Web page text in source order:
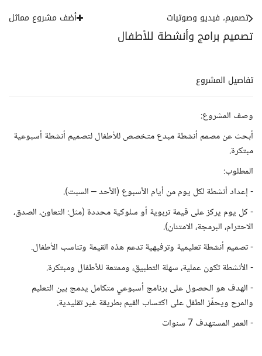
تصميم برامج وأنشطة للأطفال
تصميم، فيديو وصوتيات أضف مشروع مماثل
تفاصيل المشروع
وصف المشروع:
أبحث عن مصمم أنشطة مبدع متخصص للأطفال لتصميم أنشطة أسبوعية
مبتكرة.
المطلوب:
- إعداد أنشطة لكل يوم من أيام الأسبوع (الأحد – السبت).
- كل يوم يركز على قيمة تربوية أو سلوكية محددة (مثل: التعاون، الصدق،
الاحترام، البرمجة، الامتنان).
- تصميم أنشطة تعليمية وترفيهية تدعم هذه القيمة وتناسب الأطفال.
- الأنشطة تكون عملية، سهلة التطبيق، وممتعة للأطفال ومبتكرة.
- الهدف هو الحصول على برنامج أسبوعي متكامل يدمج بين التعليم
والمرح ويحفّز الطفل على اكتساب القيم بطريقة غير تقليدية.
- العمر المستهدف 7 سنوات